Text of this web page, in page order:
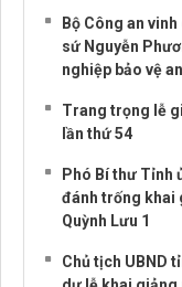
Bộ Công an
sứ Nguyễn
nghiệp bảo vệ
Trang trọng lễ
lần thứ 54
Phó Bí thư Tỉnh
đánh trống khai
Quỳnh Lưu 1
Chủ tịch UBND